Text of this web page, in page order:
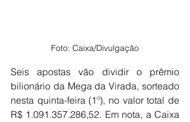
Foto: Caixa/Divulgação
Seis apostas vão dividir o prêmio
bilionário da Mega da Virada, sorteado
nesta quinta-feira (1º), no valor total de
R$ 1.091.357.286,52. Em nota, a Caixa